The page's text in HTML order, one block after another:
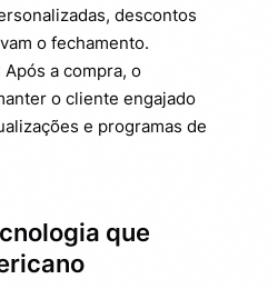
descontos
o fechamento.
Após a compra, o
o cliente engajado
e programas de
que